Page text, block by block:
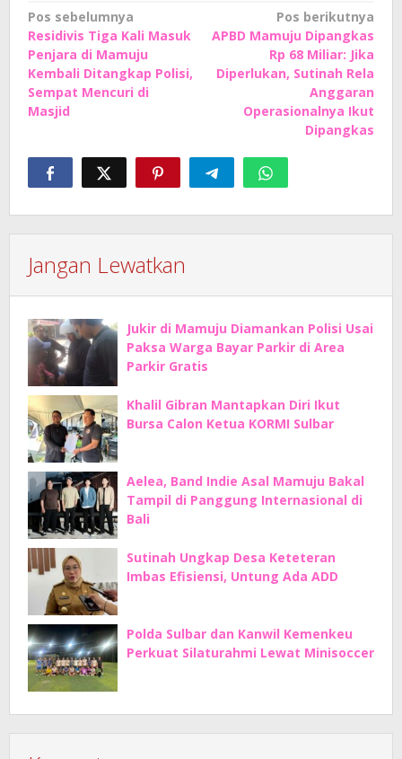
Navigasi
pos
Pos sebelumnya
Residivis Tiga Kali Masuk
Penjara di Mamuju
Kembali Ditangkap Polisi,
Sempat Mencuri di
Masjid
Pos berikutnya
APBD Mamuju Dipangkas
Rp 68 Miliar: Jika
Diperlukan, Sutinah Rela
Anggaran
Operasionalnya Ikut
Dipangkas
Jangan Lewatkan
Jukir di Mamuju Diamankan Polisi Usai
Paksa Warga Bayar Parkir di Area
Parkir Gratis
Khalil Gibran Mantapkan Diri Ikut
Bursa Calon Ketua KORMI Sulbar
Aelea, Band Indie Asal Mamuju Bakal
Tampil di Panggung Internasional di
Bali
Sutinah Ungkap Desa Keteteran
Imbas Efisiensi, Untung Ada ADD
Polda Sulbar dan Kanwil Kemenkeu
Perkuat Silaturahmi Lewat Minisoccer